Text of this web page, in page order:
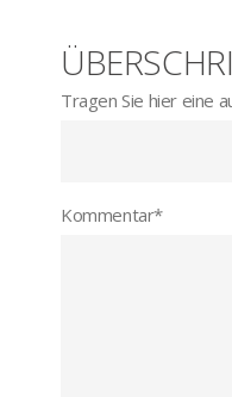
Tragen Sie hier eine
Kommentar*